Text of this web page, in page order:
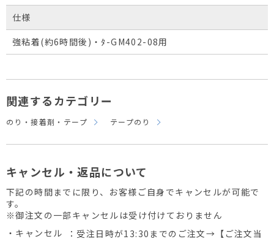
仕様
強粘着(約6時間後)・ﾀ-GM402-08用
関連するカテゴリー
のり・接着剤・テープ テープのり
キャンセル・返品について
下記の時間までに限り、お客様ご自身でキャンセルが可能で
す。
※御注文の一部キャンセルは受け付けておりません
・キャンセル
：受注日時が13:30までのご注文→【ご注文当